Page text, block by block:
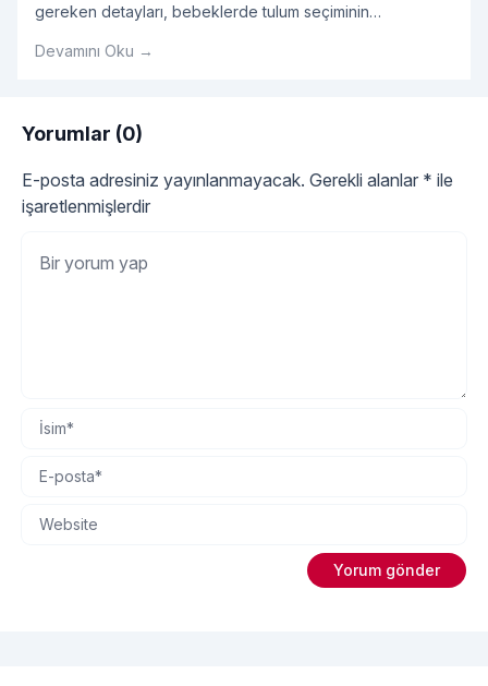
gereken detayları, bebeklerde tulum seçiminin
tüm detayları sırasıyla açıklayalım.
Devamını Oku →
Yorumlar (0)
E-posta adresiniz yayınlanmayacak. Gerekli alanlar * ile
işaretlenmişlerdir